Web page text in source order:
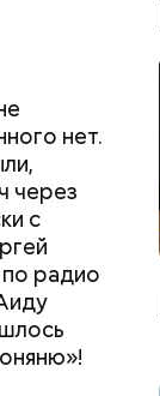
нет.
через
с
радио